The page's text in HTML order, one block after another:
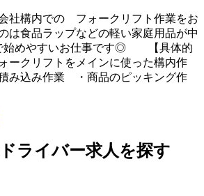
社構内での フォークリフト作業をお
食品ラップなどの軽い家庭用品が中
始めやすいお仕事です◎ 【具体的
ークリフトをメインに使った構内作
み込み作業 ・商品のピッキング作
ライバー求人を探す